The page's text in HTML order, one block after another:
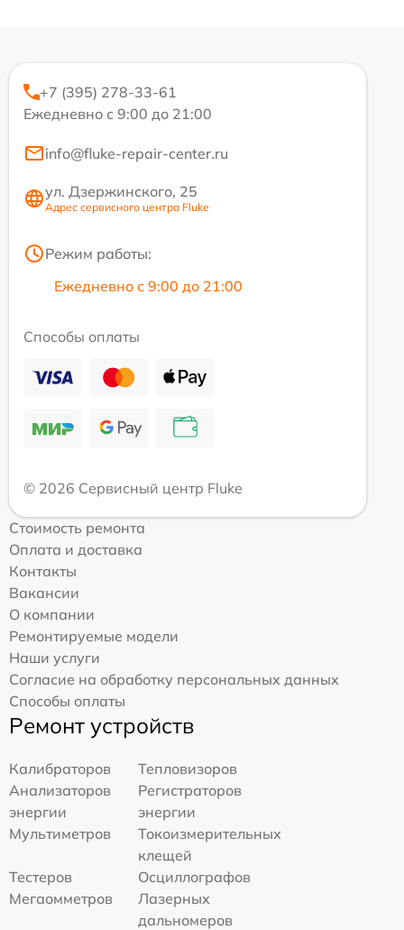
+7 (395) 278-33-61
Ежедневно с 9:00 до 21:00
info@fluke-repair-center.ru
ул. Дзержинского, 25
Адрес сервисного центра Fluke
Режим работы:
Ежедневно с 9:00 до 21:00
Способы оплаты
© 2026 Сервисный центр Fluke
Стоимость ремонта
Оплата и доставка
Контакты
Вакансии
О компании
Ремонтируемые модели
Наши услуги
Согласие на обработку персональных данных
Способы оплаты
Ремонт устройств
Калибраторов
Тепловизоров
Анализаторов
энергии
Регистраторов
энергии
Мультиметров
Токоизмерительных
клещей
Тестеров
Осциллографов
Мегаомметров
Лазерных
дальномеров